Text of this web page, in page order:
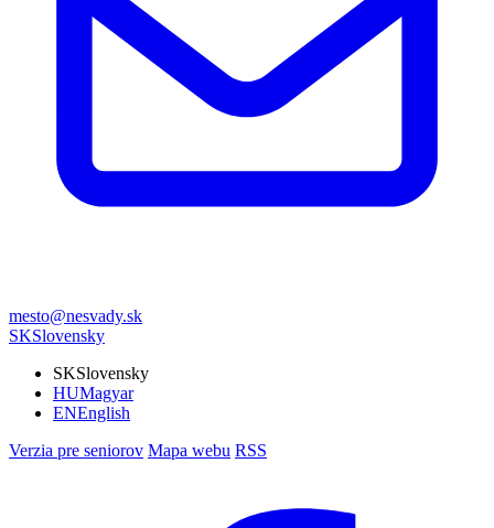
mesto@nesvady.sk
SKSlovensky
SKSlovensky
HUMagyar
ENEnglish
Verzia pre seniorov Mapa webu RSS